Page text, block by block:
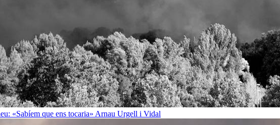
«Sabíem que ens tocaria» Arnau Urgell i Vidal